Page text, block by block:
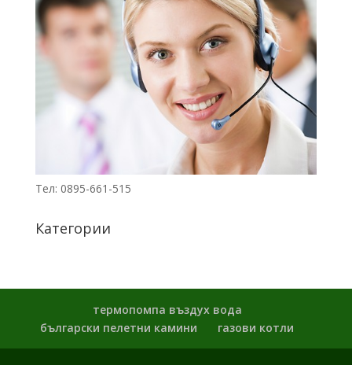
лв.).
Тел: 0895-661-515
Категории
термопомпа въздух вода
български пелетни камини
газови котли